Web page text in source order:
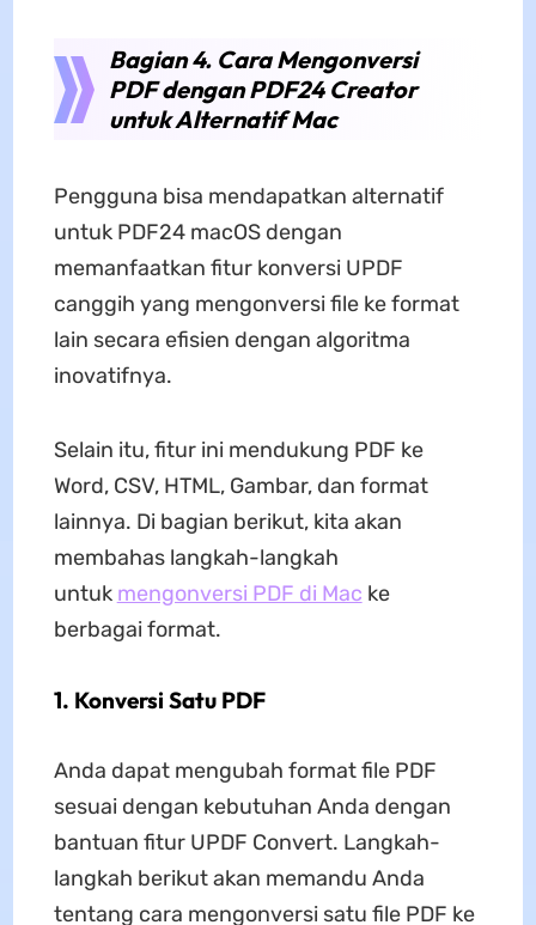
Bagian 4. Cara Mengonversi
PDF dengan PDF24 Creator
untuk Alternatif Mac
Pengguna bisa mendapatkan alternatif
untuk PDF24 macOS dengan
memanfaatkan fitur konversi UPDF
canggih yang mengonversi file ke format
lain secara efisien dengan algoritma
inovatifnya.
Selain itu, fitur ini mendukung PDF ke
Word, CSV, HTML, Gambar, dan format
lainnya. Di bagian berikut, kita akan
membahas langkah-langkah
untuk mengonversi PDF di Mac ke
berbagai format.
1. Konversi Satu PDF
Anda dapat mengubah format file PDF
sesuai dengan kebutuhan Anda dengan
bantuan fitur UPDF Convert. Langkah-
langkah berikut akan memandu Anda
tentang cara mengonversi satu file PDF ke